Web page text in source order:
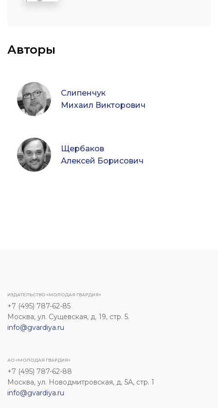
Авторы
Слипенчук
Михаил Викторович
Щербаков
Алексей Борисович
ИЗДАТЕЛЬСТВО «МОЛОДАЯ ГВАРДИЯ»
+7 (495) 787-62-85
Москва, ул. Сущевская, д. 19, стр. 5.
info@gvardiya.ru
АО «МОЛОДАЯ ГВАРДИЯ»
+7 (495) 787-62-88
Москва, ул. Новодмитровская, д. 5А, стр. 1
info@gvardiya.ru